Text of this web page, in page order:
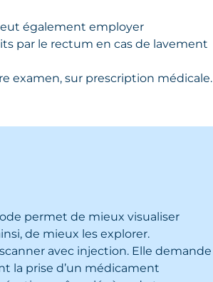
également employer
par le rectum en cas de lavement
examen, sur prescription médicale.
permet de mieux visualiser
de mieux les explorer.
avec injection. Elle demande
la prise d’un médicament